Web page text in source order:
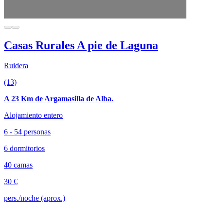
Casas Rurales A pie de Laguna
Ruidera
(13)
A 23 Km de Argamasilla de Alba.
Alojamiento entero
6 - 54 personas
6 dormitorios
40 camas
30 €
pers./noche (aprox.)